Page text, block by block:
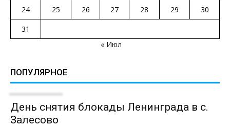
24
25 26 27 28 29
30
31
« Июл
ПОПУЛЯРНОЕ
День снятия блокады Ленинграда в с.
Залесово